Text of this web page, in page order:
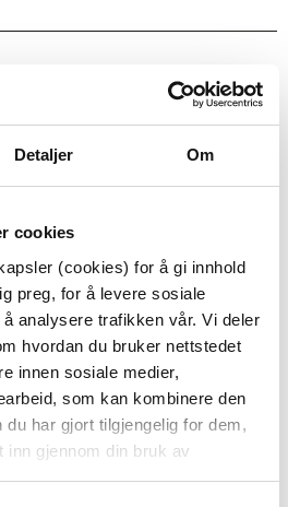
Detaljer Om
cookies
(cookies) for å gi innhold
preg, for å levere sosiale
analysere trafikken vår. Vi deler
hvordan du bruker nettstedet
innen sosiale medier,
som kan kombinere den
du har gjort tilgjengelig for dem,
inn gjennom din bruk av
MUUBS - YAMI
TAPASBRETT
KUN PÅ NETT
629,00
Medl.440,30